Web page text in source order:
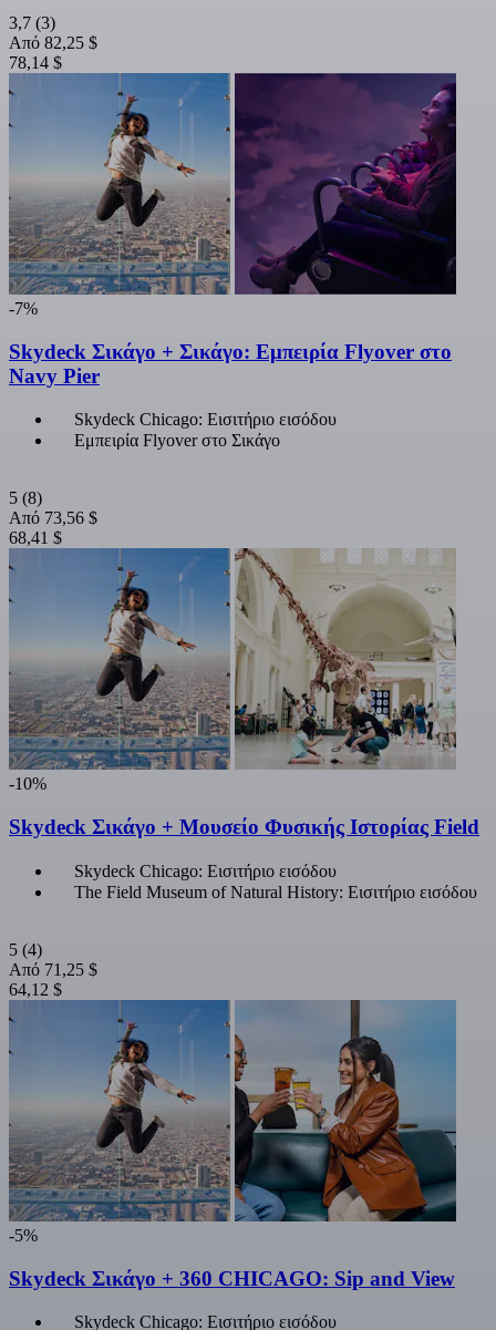
3,7 (3)
Από 82,25 $
78,14 $
-7%
Skydeck Σικάγο + Σικάγο: Εμπειρία Flyover στο
Navy Pier
Skydeck Chicago: Εισιτήριο εισόδου
Εμπειρία Flyover στο Σικάγο
5 (8)
Από 73,56 $
68,41 $
-10%
Skydeck Σικάγο + Μουσείο Φυσικής Ιστορίας Field
Skydeck Chicago: Εισιτήριο εισόδου
The Field Museum of Natural History: Εισιτήριο εισόδου
5 (4)
Από 71,25 $
64,12 $
-5%
Skydeck Σικάγο + 360 CHICAGO: Sip and View
Skydeck Chicago: Εισιτήριο εισόδου